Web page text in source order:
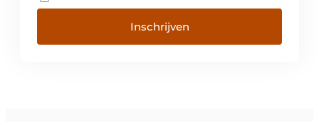
Inschrijven